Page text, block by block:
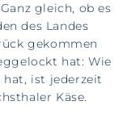
gleich, ob es
des Landes
gekommen
hat: Wie
hat, ist jederzeit
Käse.